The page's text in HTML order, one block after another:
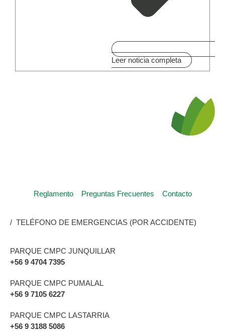
Leer noticia completa
Reglamento Preguntas Frecuentes Contacto
/ TELÉFONO DE EMERGENCIAS (POR ACCIDENTE)
PARQUE CMPC JUNQUILLAR
+56 9 4704 7395
PARQUE CMPC PUMALAL
+56 9 7105 6227
PARQUE CMPC LASTARRIA
+56 9 3188 5086